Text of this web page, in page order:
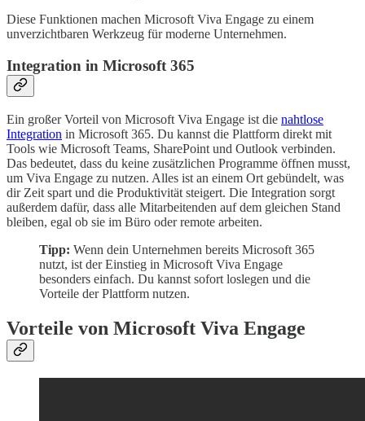
Diese Funktionen machen Microsoft Viva Engage zu einem
unverzichtbaren Werkzeug für moderne Unternehmen.
Integration in Microsoft 365
Ein großer Vorteil von Microsoft Viva Engage ist die nahtlose
Integration in Microsoft 365. Du kannst die Plattform direkt mit
Tools wie Microsoft Teams, SharePoint und Outlook verbinden.
Das bedeutet, dass du keine zusätzlichen Programme öffnen musst,
um Viva Engage zu nutzen. Alles ist an einem Ort gebündelt, was
dir Zeit spart und die Produktivität steigert. Die Integration sorgt
außerdem dafür, dass alle Mitarbeitenden auf dem gleichen Stand
bleiben, egal ob sie im Büro oder remote arbeiten.
Tipp: Wenn dein Unternehmen bereits Microsoft 365
nutzt, ist der Einstieg in Microsoft Viva Engage
besonders einfach. Du kannst sofort loslegen und die
Vorteile der Plattform nutzen.
Vorteile von Microsoft Viva Engage